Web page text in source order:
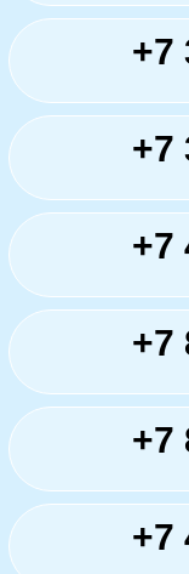
+7
+7
+7
+7
+7
+7